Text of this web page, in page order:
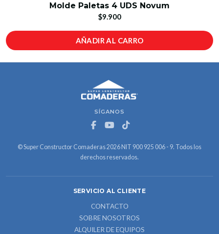
Molde Paletas 4 UDS Novum
$9.900
AÑADIR AL CARRO
SÍGANOS
© Super Constructor Comaderas 2026 NIT 900 925 006 - 9. Todos los
derechos reservados.
SERVICIO AL CLIENTE
CONTACTO
SOBRE NOSOTROS
ALQUILER DE EQUIPOS